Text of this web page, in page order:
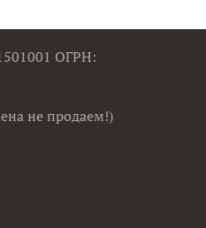
ОГРН:
не продаем!)